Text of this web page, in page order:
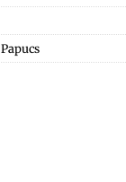
Papucs